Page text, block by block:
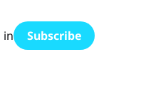
in Subscribe